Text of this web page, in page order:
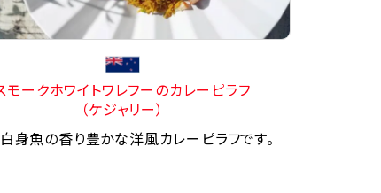
モークホワイトワレフーのカレーピラフ
（ケジャリー）
身魚の香り豊かな洋風カレーピラフです。